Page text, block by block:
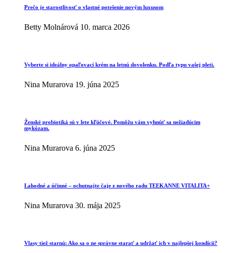
Prečo je starostlivosť o vlastné potešenie novým luxusom
Betty Molnárová 10. marca 2026
Vyberte si ideálny opaľovací krém na letnú dovolenku. Podľa typu vašej pleti.
Nina Murarova 19. júna 2025
Ženské probiotiká sú v lete kľúčové. Pomôžu vám vyhnúť sa nežiadúcim
mykózam.
Nina Murarova 6. júna 2025
Lahodné a účinné – ochutnajte čaje z nového radu TEEKANNE VITALITA+
Nina Murarova 30. mája 2025
Vlasy tiež starnú: Ako sa o ne správne starať a udržať ich v najlepšej kondícii?